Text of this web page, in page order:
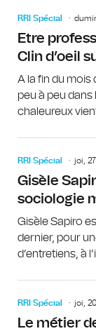
RRI Spécial
Etre
Clin d’oeil
A la fin du mois
peu à peu
chaleureux
RRI Spécial joi,
Gisèle
sociologie
Gisèle Sapiro
dernier, pour
d’entretiens, à
RRI Spécial joi,
Le métier